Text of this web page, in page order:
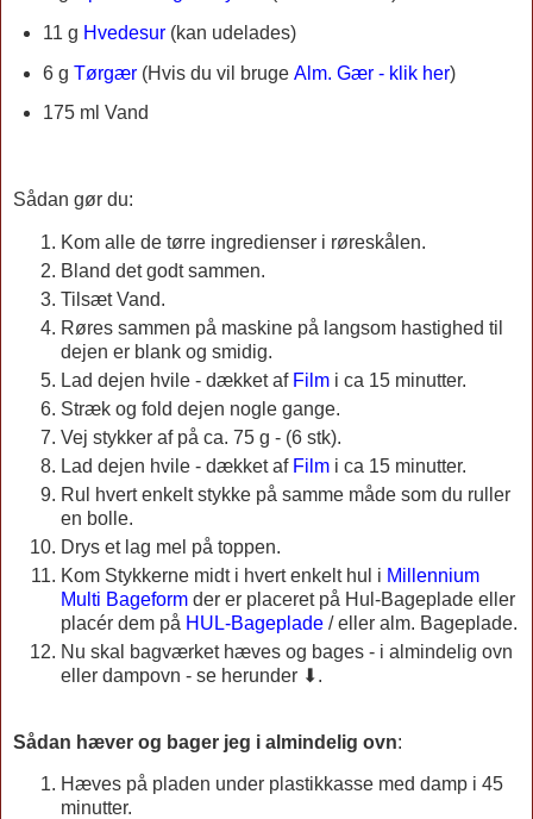
11 g Hvedesur(kan udelades)
6 g Tørgær(Hvis du vil bruge Alm. Gær - klik her)
175 ml Vand
Sådan gør du:
Kom alle de tørre ingredienser i røreskålen.
Bland det godt sammen.
Tilsæt Vand.
Røres sammen på maskine på langsom hastighed til
dejen er blank og smidig.
Lad dejen hvile - dækket af Film i ca 15 minutter.
Stræk og fold dejen nogle gange.
Vej stykker af på ca. 75 g - (6 stk).
Lad dejen hvile - dækket af Film i ca 15 minutter.
Rul hvert enkelt stykke på samme måde som du ruller
en bolle.
Drys et lag mel på toppen.
Kom Stykkerne midt i hvert enkelt hul i Millennium
Multi Bageform der er placeret på Hul-Bageplade eller
placér dem på HUL-Bageplade / eller alm. Bageplade.
Nu skal bagværket hæves og bages - i almindelig ovn
eller dampovn - se herunder ⬇.
Sådan hæver og bager jeg i almindelig ovn:
Hæves på pladen under plastikkasse med damp i 45
minutter.